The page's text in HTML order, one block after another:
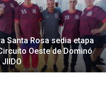
Santa Rosa sedia etapa
Oeste de Dominó